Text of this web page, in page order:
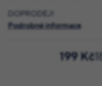
DOPRODEJ!
Podrobné informace
199 Kč